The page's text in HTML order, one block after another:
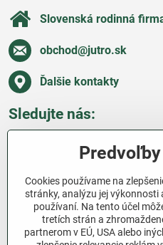
Slovenská rodinná
obchod​@jutro​.sk
Ďalšie kontakty
Sledujte nás:
Všetko o nákupe
Ďakujeme za podporu
Cookies používame na
stránky, analýzu jej
používaní. Na tento účel
tretích strán a
partnerom v EÚ, USA alebo